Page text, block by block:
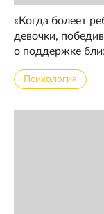
«Когда болеет
девочки,
о поддержке
Психология